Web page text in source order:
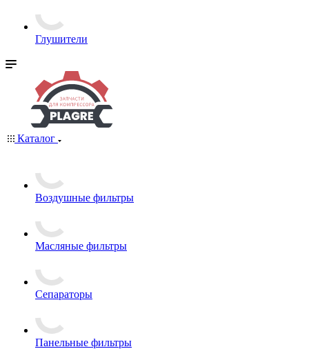
Глушители
Каталог
Воздушные фильтры
Масляные фильтры
Сепараторы
Панельные фильтры